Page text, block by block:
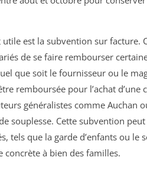
est la subvention sur facture.
de se faire rembourser
que soit le fournisseur ou le
remboursée pour l’achat d’une
généralistes comme Auchan
souplesse. Cette subvention
tels que la garde d’enfants ou le
à bien des familles.